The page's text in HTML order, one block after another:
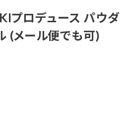
プロデュース パウダ
(メール便でも可)